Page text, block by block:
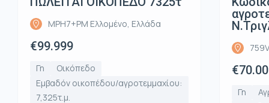
MPH7+PM Ελλομένο, Ελλάδα
€99.999
Γη
Οικόπεδο
Εμβαδόν οικοπέδου/αγροτεμμαχίου:
7,325τ.μ.
Γη